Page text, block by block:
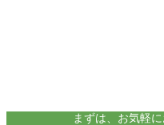
まずは、お気軽